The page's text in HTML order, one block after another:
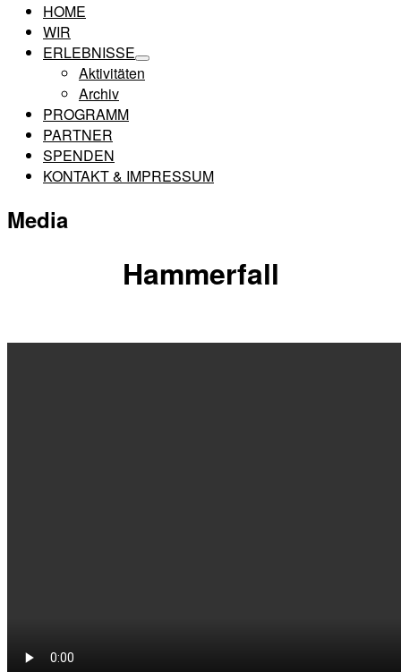
HOME
WIR
ERLEBNISSE
Aktivitäten
Archiv
PROGRAMM
PARTNER
SPENDEN
KONTAKT & IMPRESSUM
Media
Hammerfall